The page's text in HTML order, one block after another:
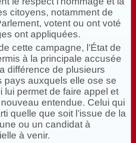
citoyens, notamment de
votent ou ont voté
ont appliquées.
cette campagne, l’État de
à la principale accusée
différence de plusieurs
pays auxquels elle ose se
lui permet de faire appel et
entendue. Celui qui
quelle que soit l’issue de la
ou un candidat à
à venir.